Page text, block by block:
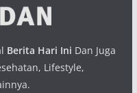
Berita Hari Ini Dan Juga
Lifestyle,